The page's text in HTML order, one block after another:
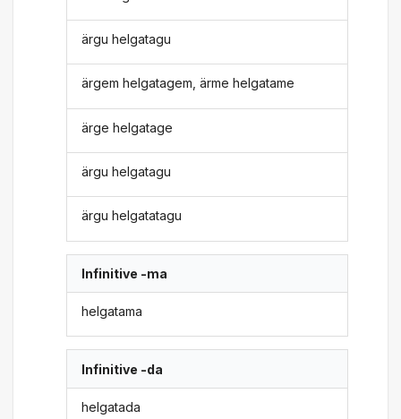
ärgu helgatagu
ärgem helgatagem, ärme helgatame
ärge helgatage
ärgu helgatagu
ärgu helgatatagu
Infinitive -ma
helgatama
Infinitive -da
helgatada